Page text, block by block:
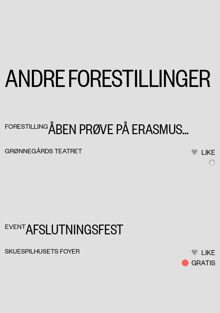
ANDRE FORESTILLINGER
FORESTILLINGÅBEN PRØVE PÅ ERASMUS
MONTANUS
GRØNNEGÅRDS TEATRET LIKE
EVENTAFSLUTNINGSFEST
SKUESPILHUSETS FOYER
LIKE
GRATIS